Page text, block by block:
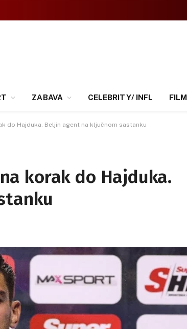
ZABAVA CELEBRITY/ INFL
do Hajduka. Beljin agent na ključnom sastanku
korak do Hajduka.